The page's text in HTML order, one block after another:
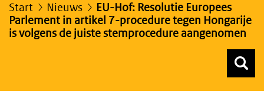
Start Nieuws
EU-Hof: Resolutie Europees
Parlement in artikel 7-procedure tegen Hongarije
is volgens de juiste stemprocedure aangenomen